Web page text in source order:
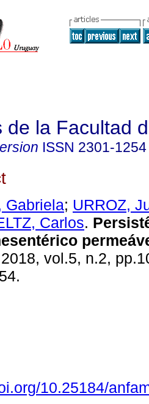
de la Facultad
ISSN 2301-1254
Gabriela; URROZ,
Carlos.
vol.5, n.2,
10.25184/